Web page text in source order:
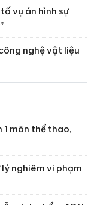
vụ án hình sự
nghệ vật liệu
1 môn thể thao,
nghiêm vi phạm